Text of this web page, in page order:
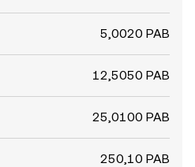
5,0020 PAB
12,5050 PAB
25,0100 PAB
250,10 PAB